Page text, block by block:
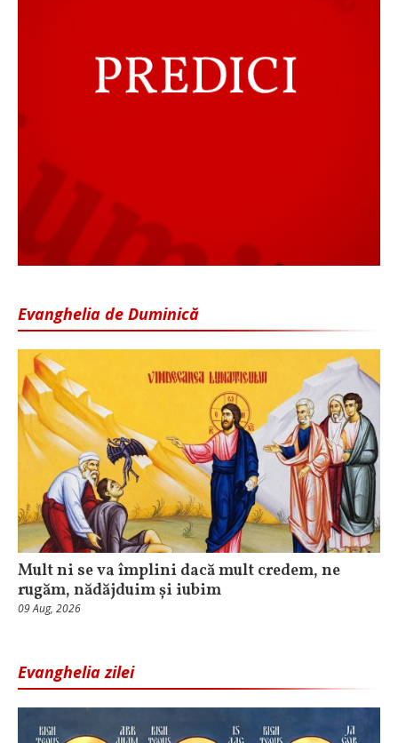
Evanghelia de Duminică
Mult ni se va împlini dacă mult credem, ne
rugăm, nădăjduim și iubim
09 Aug, 2026
Evanghelia zilei